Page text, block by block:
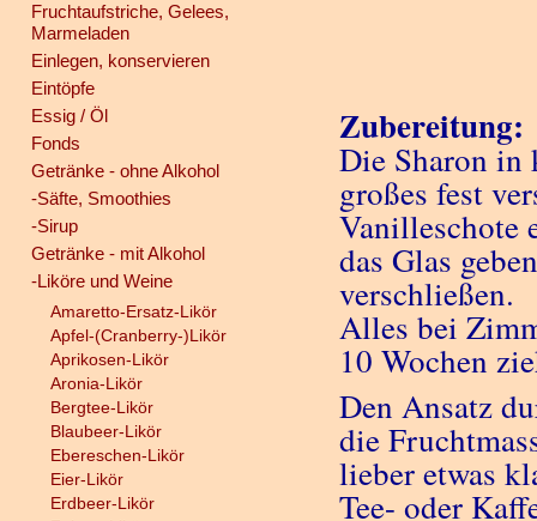
Fruchtaufstriche, Gelees,
Marmeladen
Einlegen, konservieren
Eintöpfe
Essig / Öl
Fonds
Getränke - ohne Alkohol
-Säfte, Smoothies
-Sirup
Getränke - mit Alkohol
-Liköre und Weine
Amaretto-Ersatz-Likör
Apfel-(Cranberry-)Likör
Aprikosen-Likör
Aronia-Likör
Bergtee-Likör
Blaubeer-Likör
Ebereschen-Likör
Eier-Likör
Erdbeer-Likör
Zubereitung:
Die Sharon in
großes fest
Vanilleschote
das Glas
verschließen.
Alles bei
10 Wochen
Den Ansatz
die
lieber etwas
Tee- oder